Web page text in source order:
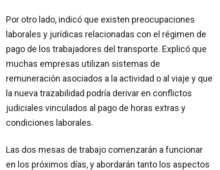
Por otro lado, indicó que existen preocupaciones
laborales y jurídicas relacionadas con el régimen de
pago de los trabajadores del transporte. Explicó que
muchas empresas utilizan sistemas de
remuneración asociados a la actividad o al viaje y que
la nueva trazabilidad podría derivar en conflictos
judiciales vinculados al pago de horas extras y
condiciones laborales.
Las dos mesas de trabajo comenzarán a funcionar
en los próximos días, y abordarán tanto los aspectos